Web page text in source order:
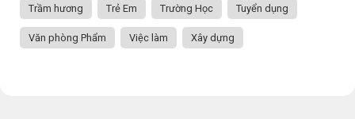
Trầm hương Trẻ Em Trường Học Tuyển dụng
Văn phòng Phẩm Việc làm Xây dựng